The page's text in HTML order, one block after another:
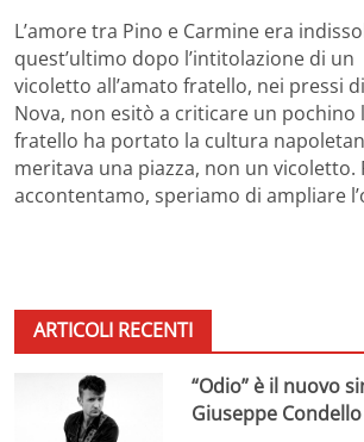
L’amore tra Pino e Carmine era
quest’ultimo dopo l’intitolazione di un
vicoletto all’amato fratello, nei pressi
Nova, non esitò a criticare un pochino
fratello ha portato la cultura
meritava una piazza, non un vicoletto.
accontentamo, speriamo di ampliare
ARTICOLI RECENTI
“Odio” è il nuovo
Giuseppe